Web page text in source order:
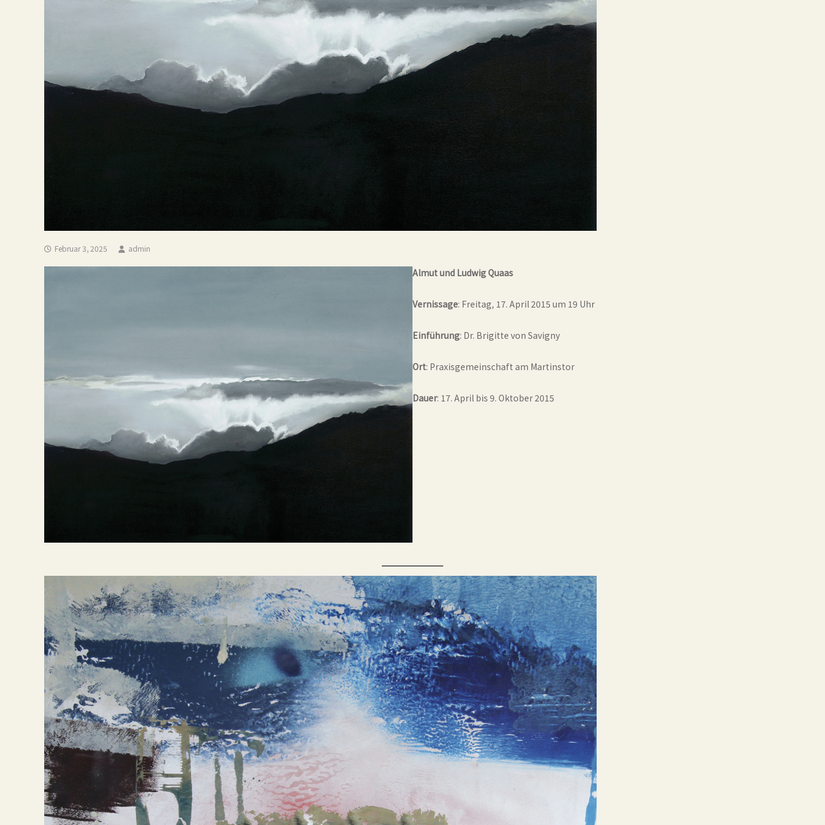
Februar 3, 2025 admin
Almut und Ludwig Quaas
Vernissage: Freitag, 17. April 2015 um 19 Uhr
Einführung: Dr. Brigitte von Savigny
Ort: Praxisgemeinschaft am Martinstor
Dauer: 17. April bis 9. Oktober 2015